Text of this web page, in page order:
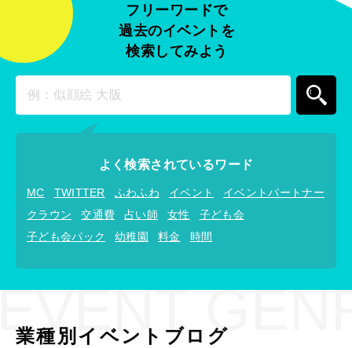
フリーワードで
過去のイベントを
検索してみよう
よく検索されているワード
MC TWITTER ふわふわ イベント
イベントパートナー
クラウン
交通費 占い師 女性
子ども会
子ども会パック
幼稚園 料金 時間
業種別イベントブログ